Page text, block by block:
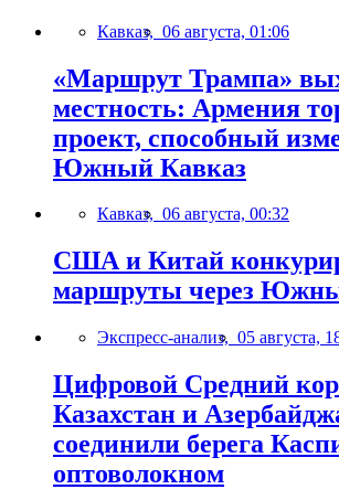
Кавказ, 06 августа, 01:06
«Маршрут Трампа»
местность: Армения
проект, способный
Южный Кавказ
Кавказ, 06 августа, 00:32
США и Китай
маршруты через
Экспресс-анализ, 05 августа,
Цифровой Средний
Казахстан и
соединили берега
оптоволокном